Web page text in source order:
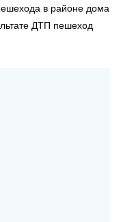
в районе дома
ДТП пешеход